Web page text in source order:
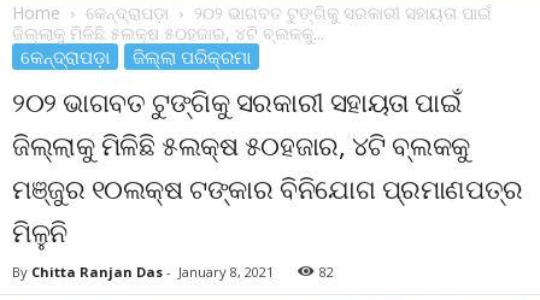
Home କେନ୍ଦ୍ରାପଡ଼ା
୨୦୨ ଭାଗବତ ଟୁଙ୍ଗିକୁ ସରକାରୀ ସହାୟତା ପାଇଁ
ଜିଲ୍ଲାକୁ ମିଳିଛି ୫ଲକ୍ଷ ୫୦ହଜାର, ୪ଟି ବ୍ଲକକୁ...
କେନ୍ଦ୍ରାପଡ଼ା ଜିଲ୍ଲା ପରିକ୍ରମା
୨୦୨ ଭାଗବତ ଟୁଙ୍ଗିକୁ ସରକାରୀ ସହାୟତା ପାଇଁ
ଜିଲ୍ଲାକୁ ମିଳିଛି ୫ଲକ୍ଷ ୫୦ହଜାର, ୪ଟି ବ୍ଲକକୁ
ମଞ୍ଜୁର ୧୦ଲକ୍ଷ ଟଙ୍କାର ବିନିଯୋଗ ପ୍ରମାଣପତ୍ର
ମିଳୁନି
By Chitta Ranjan Das - January 8, 2021 82